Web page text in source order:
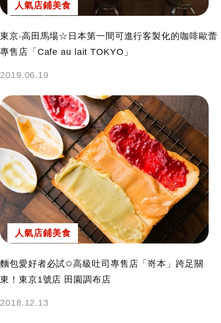
人氣店鋪美食
東京‧高田馬場☆日本第一間可進行客製化的咖啡歐蕾
專售店「Cafe au lait TOKYO」
2019.06.19
人氣店鋪美食
麵包愛好者必試✩高級吐司專售店「嵜本」跨足關
東！東京1號店 田園調布店
2018.12.13